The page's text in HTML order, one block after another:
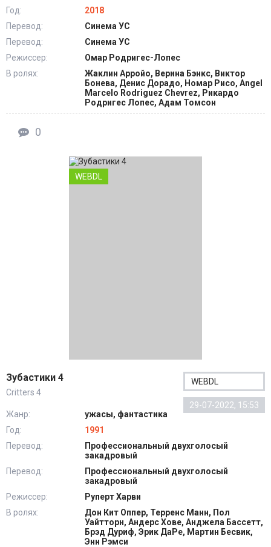
Год:
2018
Перевод:
Синема УС
Перевод:
Синема УС
Режиссер:
Омар Родригес-Лопес
В ролях:
Жаклин Арройо, Верина Бэнкс, Виктор
Бонева, Денис Дорадо, Номар Рисо, Angel
Marcelo Rodriguez Chevrez, Рикардо
Родригес Лопес, Адам Томсон
0
WEBDL
Зубастики 4
Critters 4
WEBDL
29-07-2022, 15:53
Жанр:
ужасы, фантастика
Год:
1991
Перевод:
Профессиональный двухголосый
закадровый
Перевод:
Профессиональный двухголосый
закадровый
Режиссер:
Руперт Харви
В ролях:
Дон Кит Оппер, Терренс Манн, Пол
Уайтторн, Андерс Хове, Анджела Бассетт,
Брэд Дуриф, Эрик ДаРе, Мартин Бесвик,
Энн Рэмси